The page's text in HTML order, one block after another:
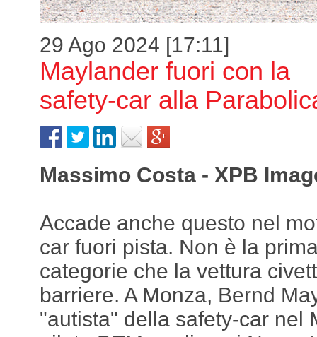
29 Ago 2024 [17:11]
Maylander fuori con la
safety-car alla
Massimo Costa - XPB
Accade anche questo nel
car fuori pista. Non è la
categorie che la vettura
barriere. A Monza, Bernd
"autista" della safety-car nel